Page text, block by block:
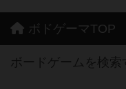
ボドゲーマTOP
ボードゲームを検索